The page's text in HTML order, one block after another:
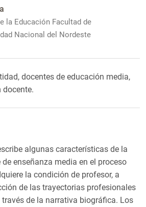
la Educación Facultad de
Nacional del Nordeste
docentes de educación media,
algunas características de la
enseñanza media en el proceso
la condición de profesor, a
de las trayectorias profesionales
de la narrativa biográfica. Los